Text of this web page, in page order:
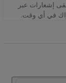
إشعارات عبر
في أي وقت.